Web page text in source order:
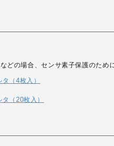
どの場合、センサ素子保護のため
（4枚入）
（20枚入）